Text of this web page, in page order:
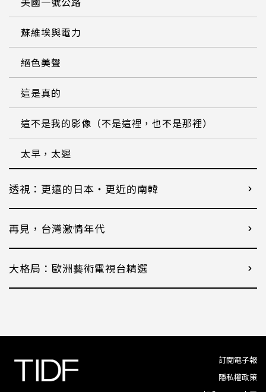
蘇維埃與電力
絕色美聲
這是真的
這不是我的影像（不是這裡，也不是那裡）
太早，太遲
透視：更遠的日本・更近的南韓
再見，台灣激情年代
大格局：歐洲藝術電視台精選
訂閱電子報
隱私權政策